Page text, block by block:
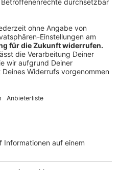
Ring, eine deutsche
Männer sind zum Beispiel:
0800 1239900
Männer